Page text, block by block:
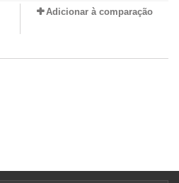
Adicionar à comparação